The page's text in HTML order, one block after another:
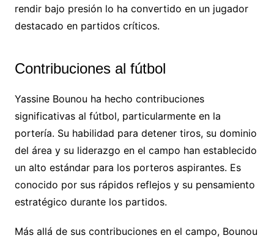
rendir bajo presión lo ha convertido en un jugador
destacado en partidos críticos.
Contribuciones al fútbol
Yassine Bounou ha hecho contribuciones
significativas al fútbol, particularmente en la
portería. Su habilidad para detener tiros, su dominio
del área y su liderazgo en el campo han establecido
un alto estándar para los porteros aspirantes. Es
conocido por sus rápidos reflejos y su pensamiento
estratégico durante los partidos.
Más allá de sus contribuciones en el campo, Bounou